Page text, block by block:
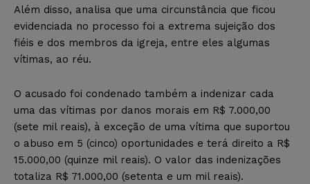
Além disso, analisa que uma circunstância que ficou
evidenciada no processo foi a extrema sujeição dos
fiéis e dos membros da igreja, entre eles algumas
vítimas, ao réu.
O acusado foi condenado também a indenizar cada
uma das vítimas por danos morais em R$ 7.000,00
(sete mil reais), à exceção de uma vítima que suportou
o abuso em 5 (cinco) oportunidades e terá direito a R$
15.000,00 (quinze mil reais). O valor das indenizações
totaliza R$ 71.000,00 (setenta e um mil reais).